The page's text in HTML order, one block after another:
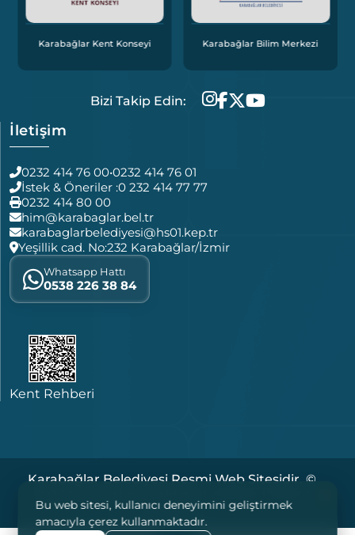
Karabağlar Kent Konseyi Karabağlar Bilim Merkezi
Bizi Takip Edin:
İletişim
0232 414 76 00•0232 414 76 01
İstek & Öneriler :0 232 414 77 77
0232 414 80 00
him@karabaglar.bel.tr
karabaglarbelediyesi@hs01.kep.tr
Yeşillik cad. No:232 Karabağlar/İzmir
Whatsapp Hattı
0538 226 38 84
Kent Rehberi
Karabağlar Belediyesi Resmi Web Sitesidir. ©
Yasal Notlar
Bu web sitesi, kullanıcı deneyimini geliştirmek
amacıyla çerez kullanmaktadır.